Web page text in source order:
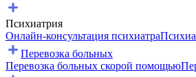
Психиатрия
Онлайн-консультация психиатра
Перевозка больных
Перевозка больных скорой помощью